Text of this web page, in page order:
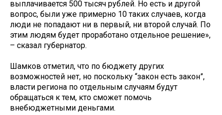
выплачивается 500 тысяч рублей. Но есть и другой
вопрос, были уже примерно 10 таких случаев, когда
люди не попадают ни в первый, ни второй случай. По
этим людям будет проработано отдельное решение»,
– сказал губернатор.
Шамков отметил, что по бюджету других
возможностей нет, но поскольку “закон есть закон”,
власти региона по отдельным случаям будут
обращаться к тем, кто сможет помочь
внебюджетными деньгами.